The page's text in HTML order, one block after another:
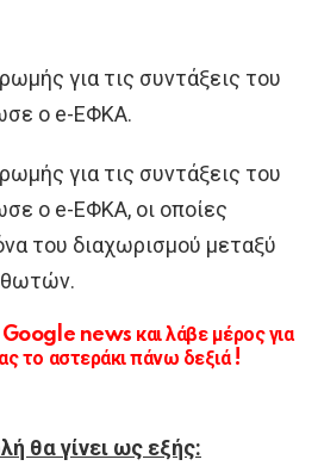
για τις συντάξεις του
ο e-ΕΦΚΑ.
για τις συντάξεις του
ο e-ΕΦΚΑ, οι οποίες
του διαχωρισμού μεταξύ
news και λάβε μέρος για
το αστεράκι πάνω δεξιά !
θα γίνει ως εξής: